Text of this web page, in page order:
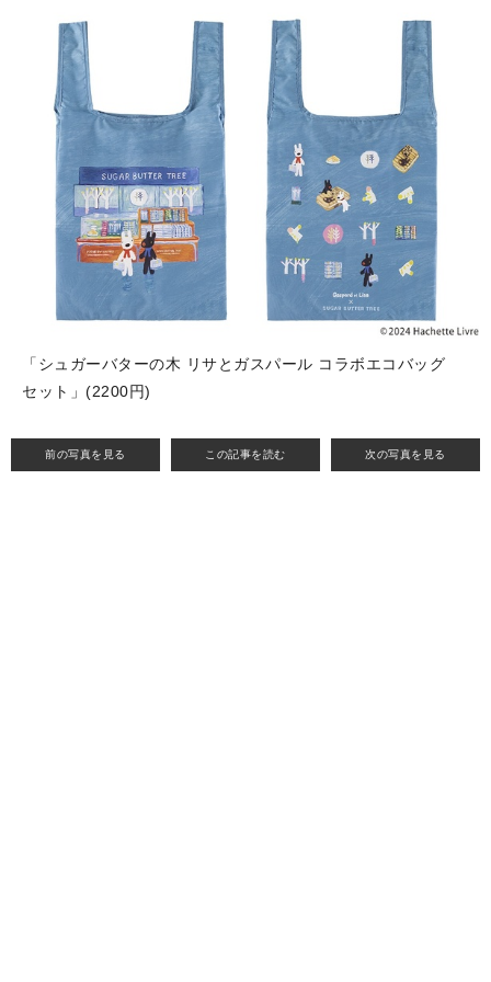
前の写真を見る この記事を読む 次の写真を見る
「シュガーバターの木 リサとガスパール コラボエコバッグ
セット」(2200円)